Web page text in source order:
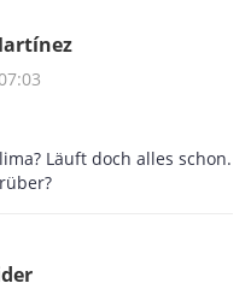
Läuft doch alles schon.